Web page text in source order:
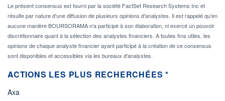
Le présent consensus est fourni par la société FactSet Research Systems Inc et
résulte par nature d'une diffusion de plusieurs opinions d'analystes. Il est rappelé qu'en
aucune manière BOURSORAMA n'a participé à son élaboration, ni exercé un pouvoir
discrétionnaire quant à la sélection des analystes financiers. A toutes fins utiles, les
opinions de chaque analyste financier ayant participé à la création de ce consensus
sont disponibles et accessibles via les bureaux d'analystes.
ACTIONS LES PLUS RECHERCHÉES *
Axa